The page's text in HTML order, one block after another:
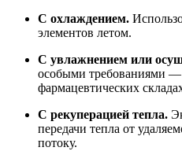
С охлаждением.
элементов летом.
С увлажнением или
особыми требованиями —
фармацевтических
С рекуперацией тепла.
передачи тепла от
потоку.